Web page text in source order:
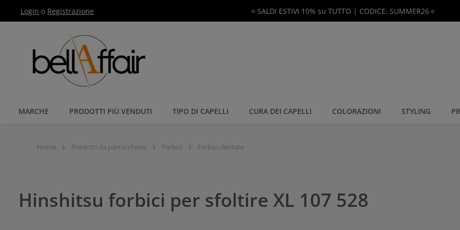
alla navigazione principale
Login o Registrazione 🔅SALDI ESTIVI 10% su TUTTO | CODICE: SUMMER26🔅
MARCHE PRODOTTI PIÙ VENDUTI TIPO DI CAPELLI CURA DEI CAPELLI COLORAZIONI STYLING
Home Prodotti da parrucchiere Forbici Forbici dentate
Hinshitsu forbici per sfoltire XL 107 528